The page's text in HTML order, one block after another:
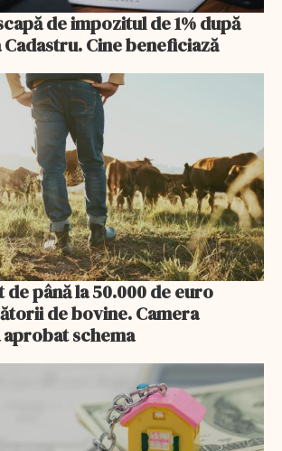
de impozitul de 1% după
Cine beneficiază
până la 50.000 de euro
de bovine. Camera
schema